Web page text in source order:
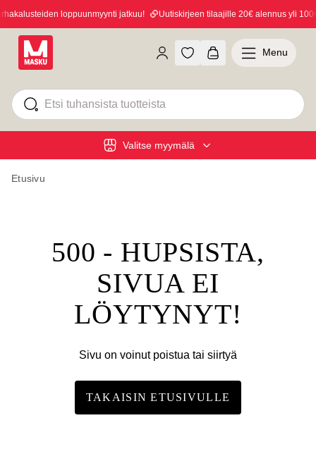
loppuunmyynti jatkuu! Uutiskirjeen tilaajille 20€ alennus yli 100€
Valitse myymälä
Menu
Etusivu
500 - HUPSISTA,
SIVUA EI
LÖYTYNYT!
Sivu on voinut poistua tai siirtyä
TAKAISIN ETUSIVULLE